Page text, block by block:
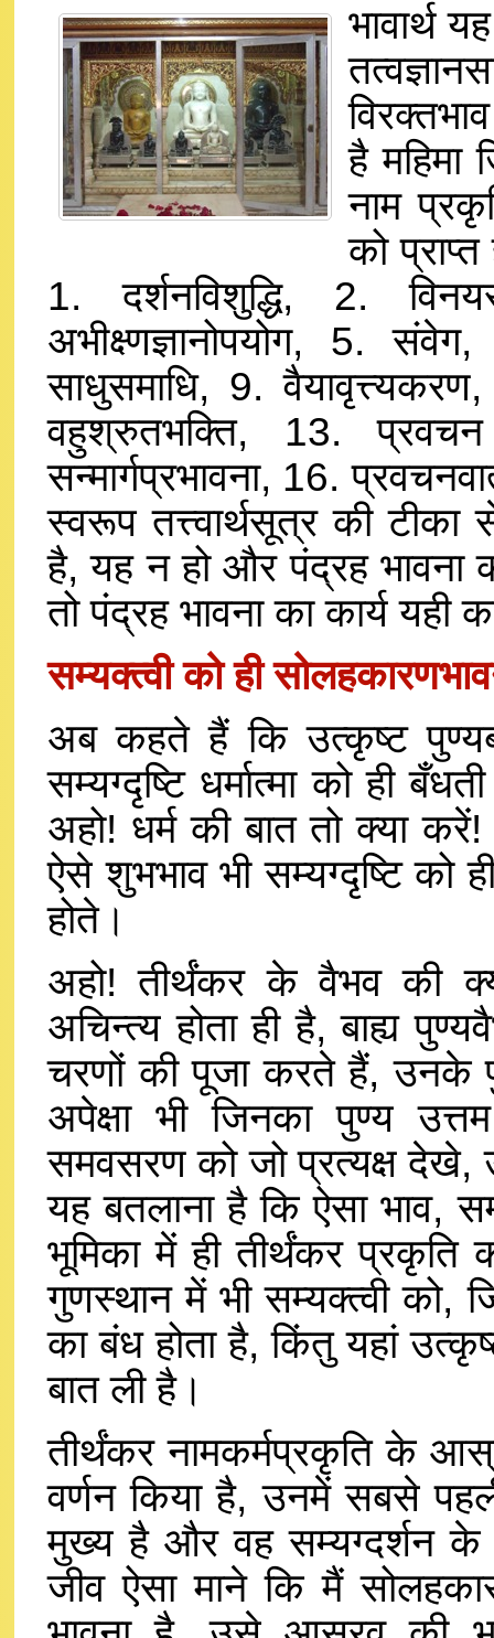
भावार्थ
है महिमा
नाम
को
1. दर्शनविशुद्धि, 2.
अभीक्ष्णज्ञानोपयोग, 5.
साधुसमाधि, 9.
वहुश्रुतभक्ति, 13.
सन्मार्गप्रभावना, 16.
स्वरूप तत्त्वार्थसूत्र की टीका
है, यह न हो और पंद्रह भावना
तो पंद्रह भावना का कार्य
सम्यक्त्वी को ही
अब कहते हैं कि उत्कृष्ट
सम्यग्दृष्टि धर्मात्मा को ही
अहो! धर्म की बात तो क्या
ऐसे शुभभाव भी सम्यग्दृष्टि को
होते।
अहो! तीर्थंकर के वैभव की
अचिन्त्य होता ही है, बाह्य
चरणों की पूजा करते हैं, उनके
अपेक्षा भी जिनका पुण्य
समवसरण को जो प्रत्यक्ष
यह बतलाना है कि ऐसा भाव,
भूमिका में ही तीर्थंकर
गुणस्थान में भी सम्यक्त्वी को,
का बंध होता है, किंतु यहां
बात ली है।
तीर्थंकर नामकर्मप्रकृति के
वर्णन किया है, उनमें सबसे पहली
मुख्य है और वह सम्यग्दर्शन के
जीव ऐसा माने कि मैं